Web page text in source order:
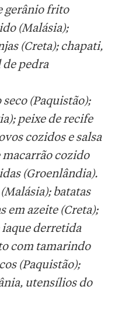
gerânio frito
(Malásia);
(Creta); chapati,
de pedra
(Paquistão);
peixe de recife
cozidos e salsa
macarrão cozido
(Groenlândia).
batatas
em azeite (Creta);
derretida
com tamarindo
(Paquistão);
utensílios do